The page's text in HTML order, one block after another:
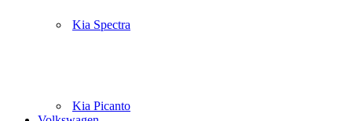
Kia Spectra
Kia Picanto